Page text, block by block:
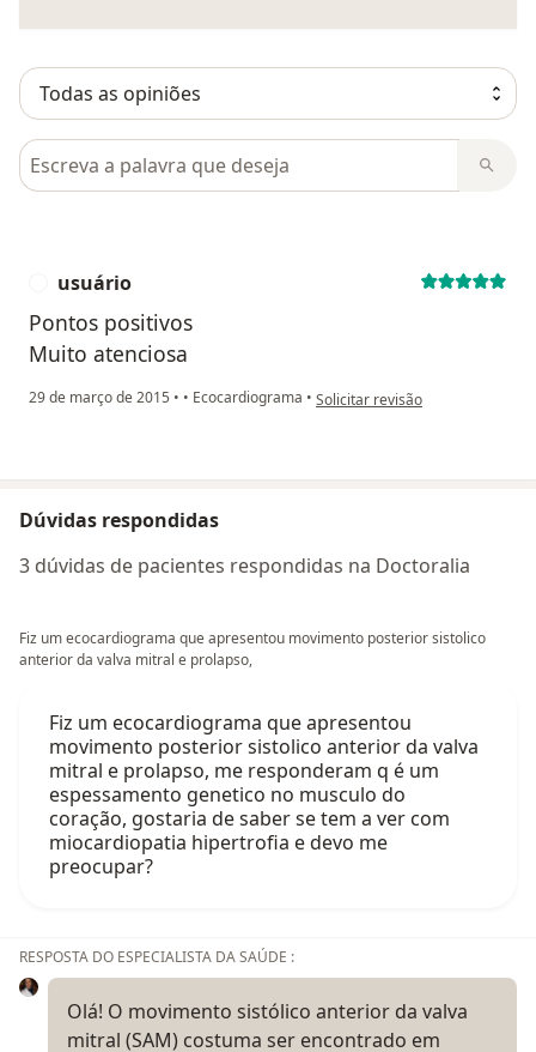
Pesquisar em opiniões
usuário
Pontos positivos
Muito atenciosa
29 de março de 2015 • • Ecocardiograma • na opinião do utilizador usuário
Solicitar revisão
Dúvidas respondidas
3 dúvidas de pacientes respondidas na Doctoralia
Fiz um ecocardiograma que apresentou movimento posterior sistolico
anterior da valva mitral e prolapso,
Fiz um ecocardiograma que apresentou
movimento posterior sistolico anterior da valva
mitral e prolapso, me responderam q é um
espessamento genetico no musculo do
coração, gostaria de saber se tem a ver com
miocardiopatia hipertrofia e devo me
preocupar?
RESPOSTA DO ESPECIALISTA DA SAÚDE :
Olá! O movimento sistólico anterior da valva
mitral (SAM) costuma ser encontrado em